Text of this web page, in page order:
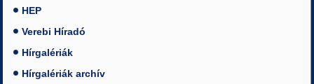
HEP
Verebi Híradó
Hírgalériák
Hírgalériák archív